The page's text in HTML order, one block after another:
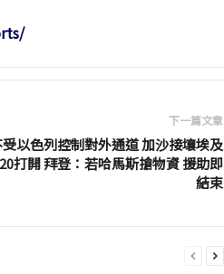
下一篇文章
以色列控制對外通道 加沙接壤埃及
打開 拜登：若哈馬斯搶物資 援助即
結束